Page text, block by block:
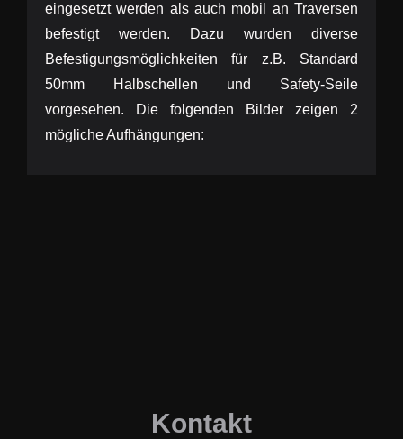
eingesetzt werden als auch mobil an Traversen
befestigt werden. Dazu wurden diverse
Befestigungsmöglichkeiten für z.B. Standard
50mm Halbschellen und Safety-Seile
vorgesehen. Die folgenden Bilder zeigen 2
mögliche Aufhängungen:
Kontakt